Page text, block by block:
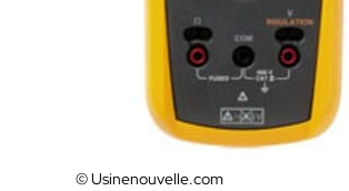
© Usinenouvelle.com